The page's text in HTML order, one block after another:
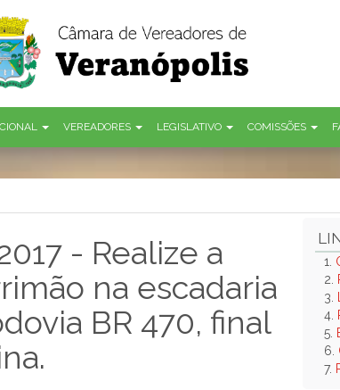
VEREADORES LEGISLATIVO COMISSÕES
- Realize a
na escadaria
BR 470, final
1.
2.
3.
4.
5.
6.
7.